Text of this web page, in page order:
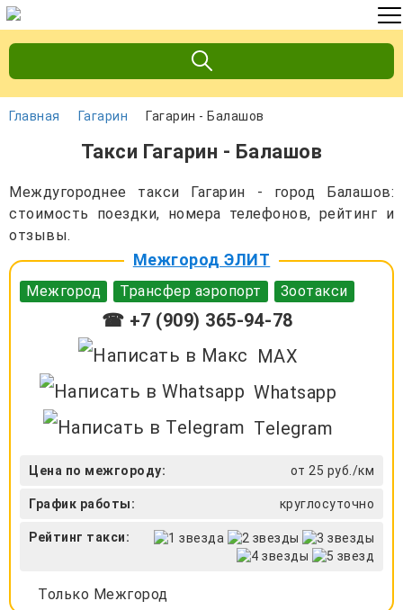
Главная Гагарин Гагарин - Балашов
Такси Гагарин - Балашов
Междугороднее такси Гагарин - город Балашов:
стоимость поездки, номера телефонов, рейтинг и
отзывы.
Межгород ЭЛИТ
Межгород Трансфер аэропорт Зоотакси
☎ +7 (909) 365-94-78
MAX
Whatsapp
Telegram
Цена по межгороду: от 25 руб./км
График работы: круглосуточно
Рейтинг такси:
Только Межгород